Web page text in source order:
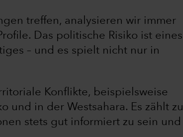
treffen, analysieren wir immer
Das politische Risiko ist eines
– und es spielt nicht nur in
Konflikte, beispielsweise
und in der Westsahara. Es zählt zu
stets gut informiert zu sein und